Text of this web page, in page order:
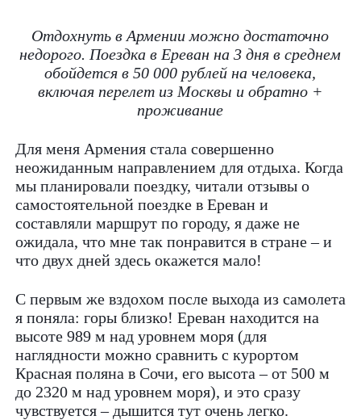
Отдохнуть в Армении можно достаточно
недорого. Поездка в Ереван на 3 дня в среднем
обойдется в 50 000 рублей на человека,
включая перелет из Москвы и обратно +
проживание
Для меня Армения стала совершенно
неожиданным направлением для отдыха. Когда
мы планировали поездку, читали отзывы о
самостоятельной поездке в Ереван и
составляли маршрут по городу, я даже не
ожидала, что мне так понравится в стране – и
что двух дней здесь окажется мало!
С первым же вздохом после выхода из самолета
я поняла: горы близко! Ереван находится на
высоте 989 м над уровнем моря (для
наглядности можно сравнить с курортом
Красная поляна в Сочи, его высота – от 500 м
до 2320 м над уровнем моря), и это сразу
чувствуется – дышится тут очень легко.